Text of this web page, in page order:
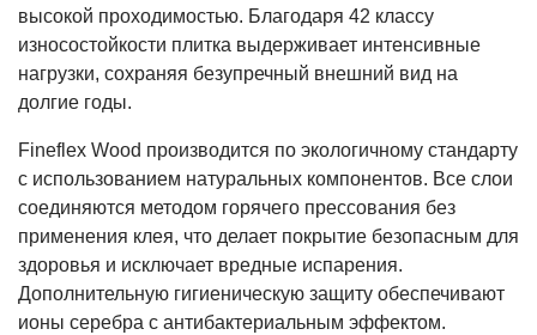
высокой проходимостью. Благодаря 42 классу
износостойкости плитка выдерживает интенсивные
нагрузки, сохраняя безупречный внешний вид на
долгие годы.
Fineflex Wood производится по экологичному стандарту
с использованием натуральных компонентов. Все слои
соединяются методом горячего прессования без
применения клея, что делает покрытие безопасным для
здоровья и исключает вредные испарения.
Дополнительную гигиеническую защиту обеспечивают
ионы серебра с антибактериальным эффектом.